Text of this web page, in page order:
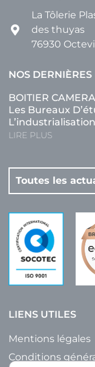
La Tôlerie
des thuyas
76930
NOS
BOITIER
Les Bureaux
L’industrialisation
LIRE PLUS
Toutes les
LIENS UTILES
Mentions légales
Conditions